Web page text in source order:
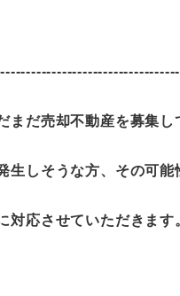
まだ売却不動産を募集し
生しそうな方、その可能
対応させていただきます